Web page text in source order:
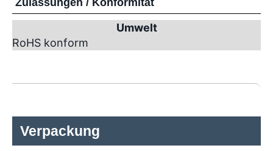
Umwelt
RoHS konform
Verpackung